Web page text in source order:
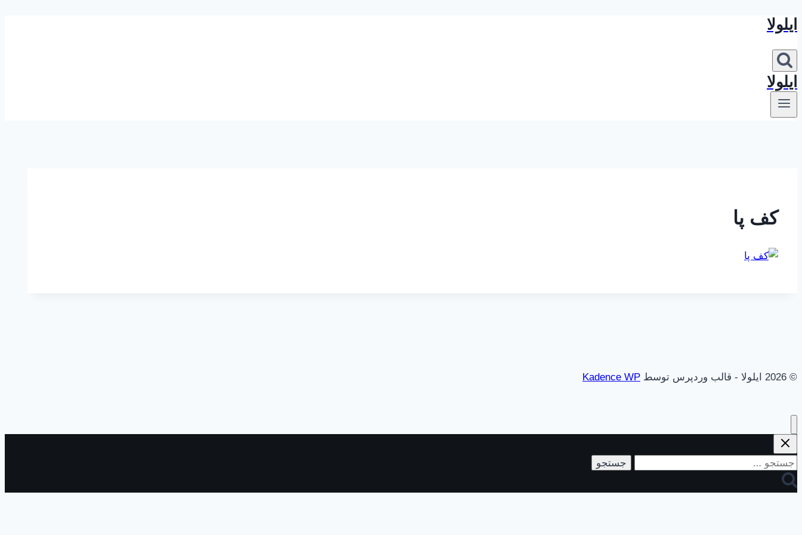
بازگشت
محتوا
ایلولا
ایلولا
کف پا
© 2026 ایلولا - قالب وردپرس توسط Kadence WP
جستجو
برای: